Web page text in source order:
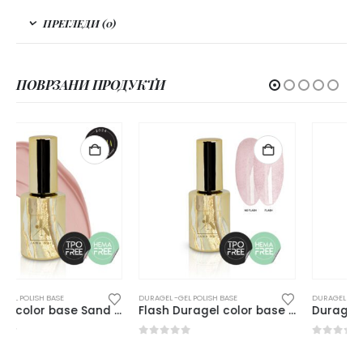
ПРЕГЛЕДИ (0)
ПОВРЗАНИ ПРОДУКТИ
DURAGEL -GEL POLISH BASE
Flash Duragel color base Tiffany’s Treasure – 10ml
DURAGEL -GEL POLISH BASE
Duragel Color Base Milk